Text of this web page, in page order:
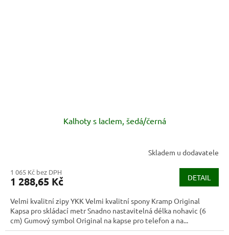
Kalhoty s laclem, šedá/černá
Skladem u dodavatele
1 065 Kč bez DPH
1 288,65 Kč DETAIL
Velmi kvalitní zipy YKK Velmi kvalitní spony Kramp Original
Kapsa pro skládací metr Snadno nastavitelná délka nohavic (6
cm) Gumový symbol Original na kapse pro telefon a na...